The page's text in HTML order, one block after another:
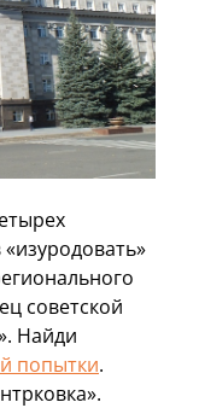
советской
Найди
попытки.